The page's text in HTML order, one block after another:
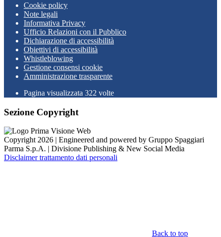
Cookie policy
Note legali
Informativa Privacy
Ufficio Relazioni con il Pubblico
Dichiarazione di accessibilità
Obiettivi di accessibilità
Whistleblowing
Gestione consensi cookie
Amministrazione trasparente
Pagina visualizzata 322 volte
Sezione Copyright
Copyright 2026 | Engineered and powered by Gruppo Spaggiari
Parma S.p.A. | Divisione Publishing & New Social Media
Disclaimer trattamento dati personali
Back to top